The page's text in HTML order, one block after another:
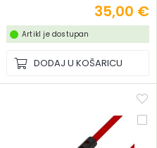
35,00 €
Artikl je dostupan
DODAJ U KOŠARICU